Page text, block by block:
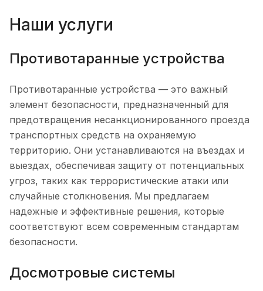
Наши услуги
Противотаранные устройства
Противотаранные устройства — это важный
элемент безопасности, предназначенный для
предотвращения несанкционированного проезда
транспортных средств на охраняемую
территорию. Они устанавливаются на въездах и
выездах, обеспечивая защиту от потенциальных
угроз, таких как террористические атаки или
случайные столкновения. Мы предлагаем
надежные и эффективные решения, которые
соответствуют всем современным стандартам
безопасности.
Досмотровые системы